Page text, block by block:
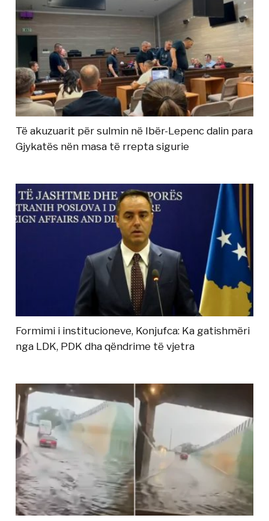
Të akuzuarit për sulmin në Ibër-Lepenc dalin para
Gjykatës nën masa të rrepta sigurie
Formimi i institucioneve, Konjufca: Ka gatishmëri
nga LDK, PDK dha qëndrime të vjetra